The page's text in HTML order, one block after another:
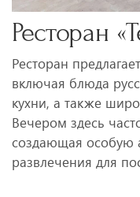
Ресторан
Ресторан
включая блюда
кухни, а также
Вечером здесь
создающая особую
развлечения для